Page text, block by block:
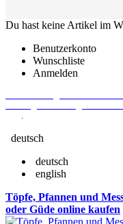
Du hast keine Artikel im
Benutzerkonto
Wunschliste
Anmelden
.
deutsch
deutsch
english
Töpfe, Pfannen und
oder Güde online kaufen